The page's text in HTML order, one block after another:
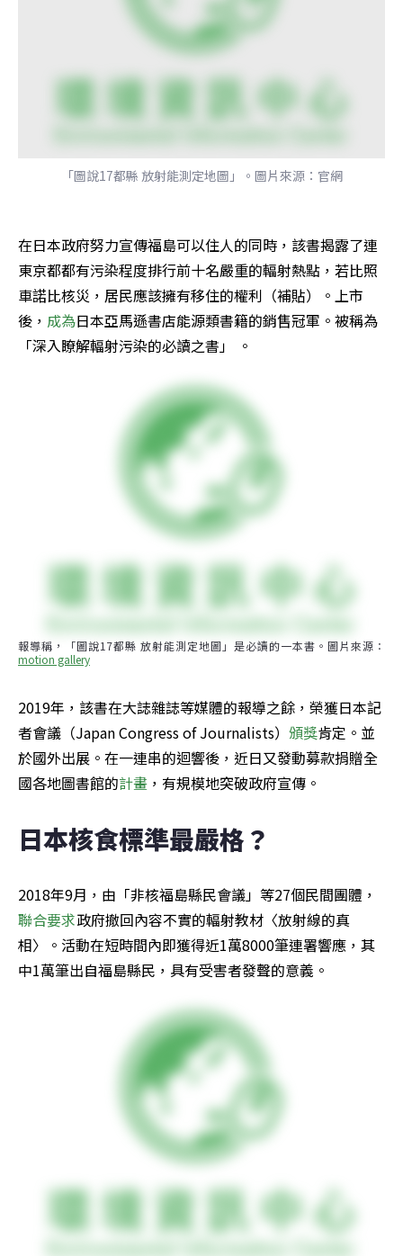
「圖說17都縣 放射能測定地圖」。圖片來源：官網
在日本政府努力宣傳福島可以住人的同時，該書揭露了連
東京都都有污染程度排行前十名嚴重的輻射熱點，若比照
車諾比核災，居民應該擁有移住的權利（補貼）。上市
後， 成為日本亞馬遜書店能源類書籍的銷售冠軍。被稱為
「深入瞭解輻射污染的必讀之書」 。
報導稱，「圖說17都縣 放射能測定地圖」是必讀的一本書。圖片來源：
motion gallery
2019年，該書在大誌雜誌等媒體的報導之餘，榮獲日本記
者會議（Japan Congress of Journalists） 頒獎肯定。並
於國外出展。在一連串的迴響後，近日又發動募款捐贈全
國各地圖書館的計畫 ，有規模地突破政府宣傳。
日本核食標準最嚴格？
2018年9月，由「非核福島縣民會議」等27個民間團體，
聯合要求政府撤回內容不實的輻射教材〈放射線的真
相〉。活動在短時間內即獲得近1萬8000筆連署響應，其
中1萬筆出自福島縣民，具有受害者發聲的意義。